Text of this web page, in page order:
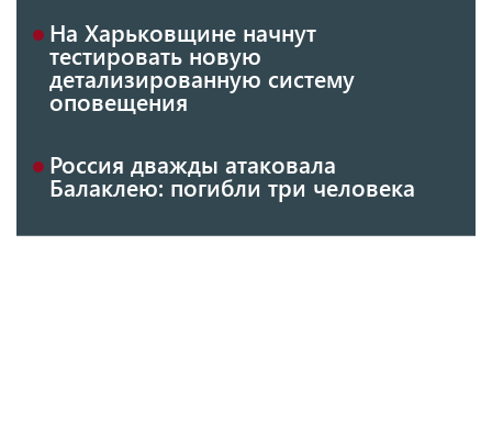
На Харьковщине начнут
тестировать новую
детализированную систему
оповещения
Россия дважды атаковала
Балаклею: погибли три человека